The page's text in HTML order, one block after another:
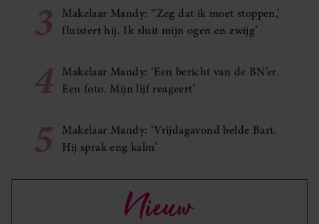
3
Makelaar Mandy: ‘‘Zeg dat ik moet stoppen,’
fluistert hij. Ik sluit mijn ogen en zwijg’
4
Makelaar Mandy: ‘Een bericht van de BN’er.
Een foto. Mijn lijf reageert’
5
Makelaar Mandy: ‘Vrijdagavond belde Bart.
Hij sprak eng kalm’
Nieuw